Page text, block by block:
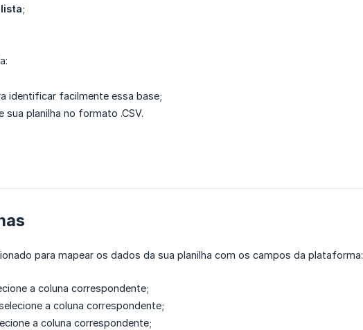
;
identificar facilmente essa base;
sua planilha no formato .CSV.
para mapear os dados da sua planilha com os campos da plataforma:
a coluna correspondente;
a coluna correspondente;
a coluna correspondente;